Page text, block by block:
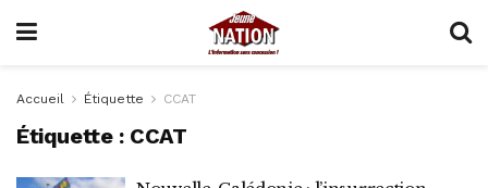
Accueil Étiquette CCAT
Étiquette : CCAT